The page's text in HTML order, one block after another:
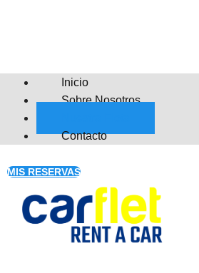
Inicio
Sobre Nosotros
Contacto
MIS RESERVAS